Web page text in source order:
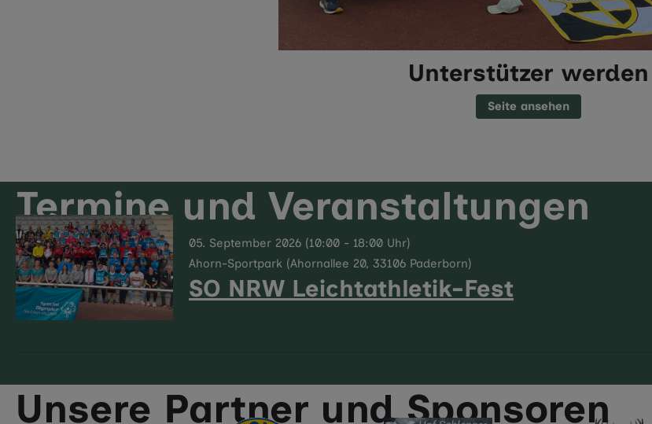
Unterstützer werden
Seite ansehen
Termine und Veranstaltungen
05. September 2026 (10:00 - 18:00 Uhr)
Ahorn-Sportpark (Ahornallee 20, 33106 Paderborn)
SO NRW Leichtathletik-Fest
Unsere Partner und Sponsoren